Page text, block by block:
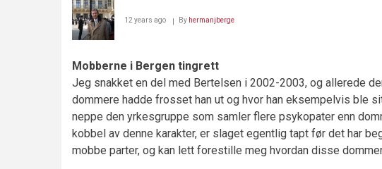
12 years ago By hermanjberge
Mobberne i Bergen tingrett
Jeg snakket en del med Bertelsen i 2002-2003, og allerede
dommere hadde frosset han ut og hvor han eksempelvis ble
neppe den yrkesgruppe som samler flere psykopater enn
kobbel av denne karakter, er slaget egentlig tapt før det har
mobbe parter, og kan lett forestille meg hvordan disse